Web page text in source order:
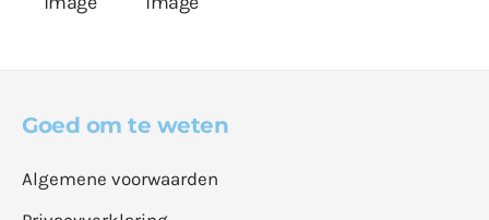
Goed om te weten
Algemene voorwaarden